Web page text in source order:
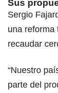
Sus
Sergio
una reforma
recaudar
“Nuestro
parte del